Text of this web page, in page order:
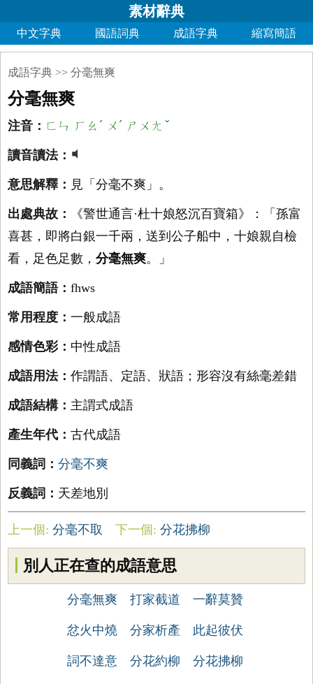
素材辭典
中文字典 國語詞典 成語字典 縮寫簡語
成語字典 >> 分毫無爽
分毫無爽
注音： ㄈㄣ ㄏㄠˊ ㄨˊ ㄕㄨㄤˇ
讀音讀法：
意思解釋： 見「分毫不爽」。
出處典故：
《警世通言·杜十娘怒沉百寶箱》：「孫富
喜甚，即將白銀一千兩，送到公子船中，十娘親自檢
看，足色足數， 分毫無爽。」
成語簡語： fhws
常用程度： 一般成語
感情色彩： 中性成語
成語用法： 作謂語、定語、狀語；形容沒有絲毫差錯
成語結構： 主謂式成語
產生年代： 古代成語
同義詞： 分毫不爽
反義詞： 天差地別
上一個: 分毫不取 下一個: 分花拂柳
別人正在查的成語意思
分毫無爽 打家截道 一辭莫贊
忿火中燒 分家析產 此起彼伏
詞不達意 分花約柳 分花拂柳